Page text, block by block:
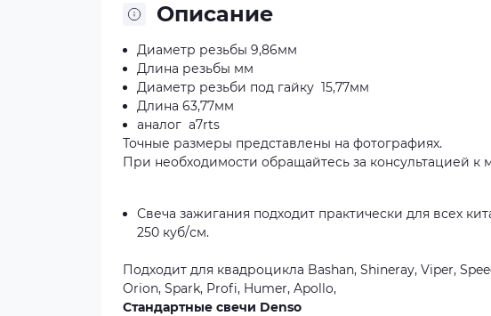
Описание
Диаметр резьбы 9,86мм
Длина резьбы мм
Диаметр резьби под гайку 15,77мм
Длина 63,77мм
аналог а7rts
Точные размеры представлены на фотографиях.
При необходимости обращайтесь за консультацией к
Свеча зажигания подходит практически для всех
250 куб/см.
Подходит для квадроцикла Bashan, Shineray, Viper,
Orion, Spark, Profi, Humer, Apollo,
Стандартные свечи Denso